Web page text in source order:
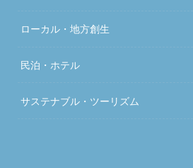
ローカル・地方創生
民泊・ホテル
サステナブル・ツーリズム